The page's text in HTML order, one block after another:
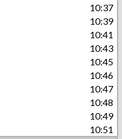
10:37
10:39
10:41
10:43
10:45
10:46
10:47
10:48
10:49
10:51